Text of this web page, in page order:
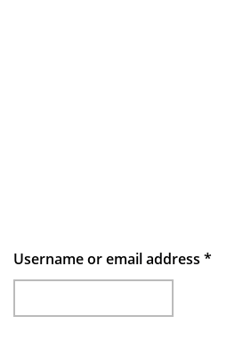
Username or email address *